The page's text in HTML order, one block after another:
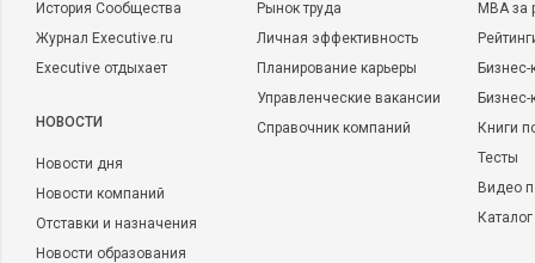
История Сообщества
Журнал Executive.ru
Executive отдыхает
НОВОСТИ
Новости дня
Новости компаний
Отставки и назначения
Новости образования
Рынок труда
Личная эффективность
Планирование карьеры
Управленческие вакансии
Справочник компаний
MBA
Бизнес-
Книги
Тесты
Видео